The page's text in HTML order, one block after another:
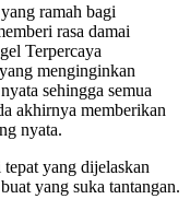
ramah bagi
rasa damai
Terpercaya
menginginkan
sehingga semua
akhirnya memberikan
nyata.
yang dijelaskan
yang suka tantangan.